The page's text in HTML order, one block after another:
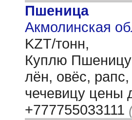
Пшеница
Акмолинская
KZT/тонн,
Куплю Пшеницу
лён, овёс,
чечевицу цены
+777755033111